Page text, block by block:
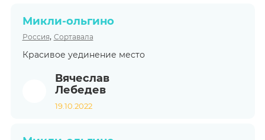
Микли-ольгино
Россия, Сортавала
Красивое уединение место
Вячеслав
Лебедев
19.10.2022